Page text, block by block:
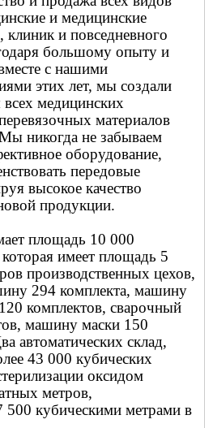
и медицинские
клиник и повседневного
большому опыту и
с нашими
этих лет, мы создали
медицинских
материалов
никогда не забываем
оборудование,
передовые
высокое качество
продукции.
площадь 10 000
имеет площадь 5
производственных цехов,
294 комплекта, машину
комплектов, сварочный
машину маски 150
автоматических склад,
43 000 кубических
оксидом
метров,
500 кубическими метрами в